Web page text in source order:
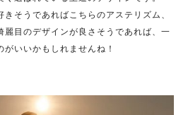
そうであればこちらのアステリズム、
麗目のデザインが良さそうであれば、一
いいかもしれませんね！